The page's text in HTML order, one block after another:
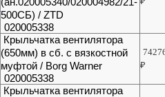
500СБ) / ZTD
020005338
Крыльчатка вентилятора
(650мм) в сб. с вязкостной
муфтой / Borg Warner
020005338
₽
Крыльчатка вентилятора